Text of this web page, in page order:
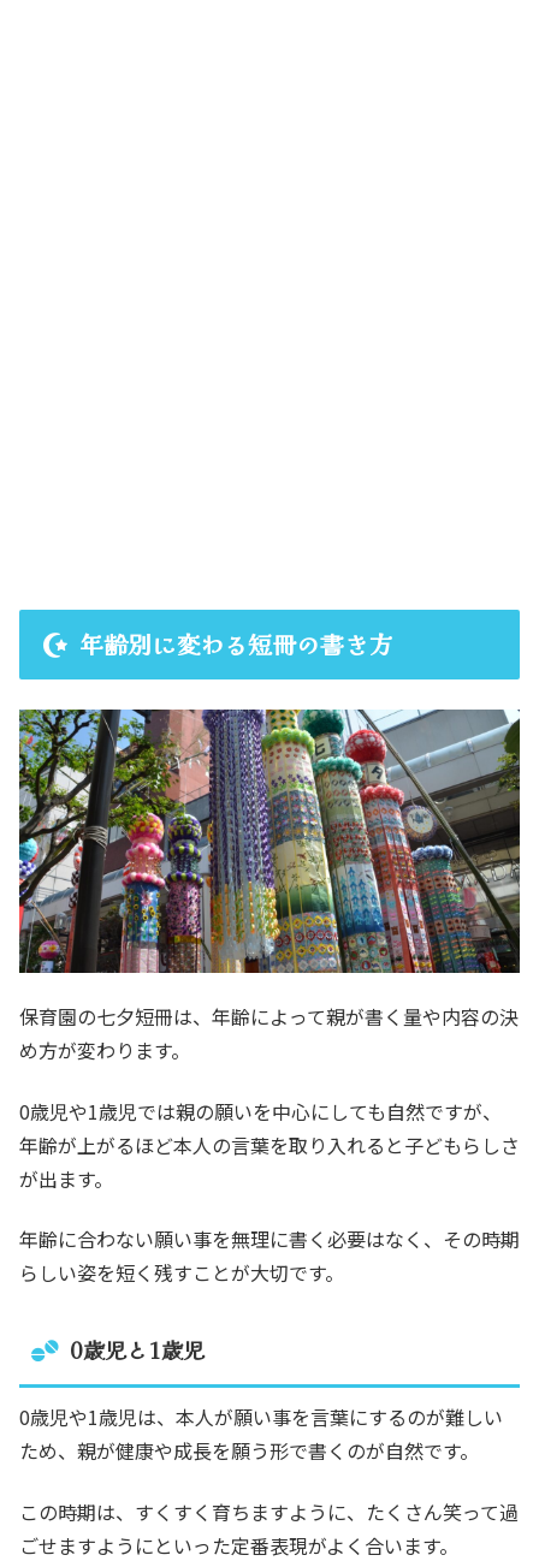
年齢別に変わる短冊の書き方
保育園の七夕短冊は、年齢によって親が書く量や内容の決
め方が変わります。
0歳児や1歳児では親の願いを中心にしても自然ですが、
年齢が上がるほど本人の言葉を取り入れると子どもらしさ
が出ます。
年齢に合わない願い事を無理に書く必要はなく、その時期
らしい姿を短く残すことが大切です。
0歳児と1歳児
0歳児や1歳児は、本人が願い事を言葉にするのが難しい
ため、親が健康や成長を願う形で書くのが自然です。
この時期は、すくすく育ちますように、たくさん笑って過
ごせますようにといった定番表現がよく合います。